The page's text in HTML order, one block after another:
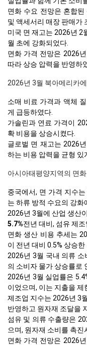
면화 수요 전망은 혼합
및 액세서리 매장 판매가
미국 면 재고는 2026년 2
월 초에 강화되었다.
면화 가격 전망은 2026
따라 상승 압력을 반영하
2026년 3월 북아메리카
소매 비료 가격과 액체
게 급등하였다.
가솔린과 연료 가격이
확 비용을 상승시켰다.
글로벌 면 재고는 2026
하는 비용 압력을 균형 있
아시아태평양지역의 면화
중국에서, 면 가격 지수
는 하류 방적 수요의 강화
2026년 3월에 산업 생산
5.7%전년 대비, 섬유 제
면화 생산 비용 추세는
이 전년 대비 0.5% 상승
2026년 3월 국내 의류 소
의 소비자 물가 상승률로
2026년 3월 실업률은
이었으며, 이는 지출을 제
제조업 지수는 2026년 3
반영하고 원자재 조달을
섬유 및 의류 수출량은
으며, 원자재 소비를 촉진
면화 가격 전망은 2026